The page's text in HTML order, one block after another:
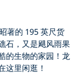
著的 195 英尺货
石，又是飓风雨果
的生物的家园！龙
这里闲逛！